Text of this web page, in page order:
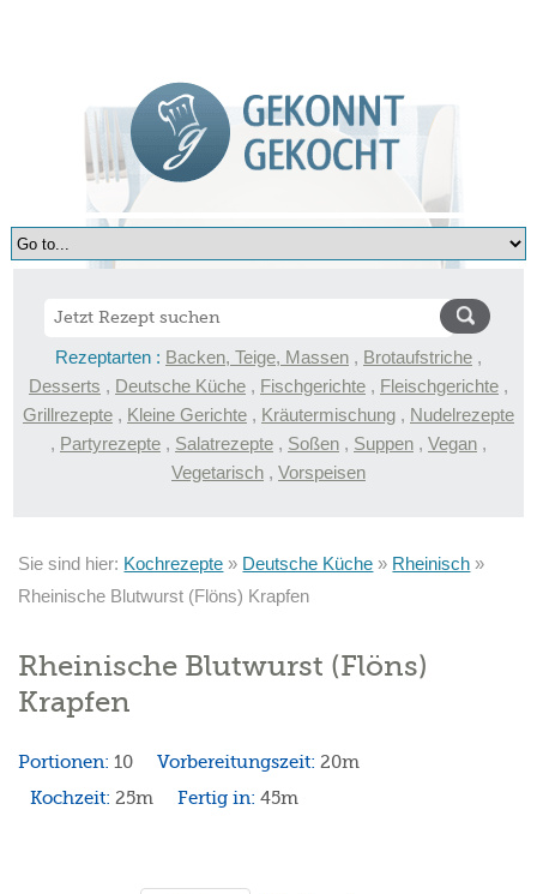
Rezeptarten : Backen, Teige, Massen , Brotaufstriche ,
Desserts , Deutsche Küche , Fischgerichte , Fleischgerichte ,
Grillrezepte , Kleine Gerichte , Kräutermischung , Nudelrezepte
, Partyrezepte , Salatrezepte , Soßen , Suppen , Vegan ,
Vegetarisch , Vorspeisen
Sie sind hier: Kochrezepte » Deutsche Küche » Rheinisch »
Rheinische Blutwurst (Flöns) Krapfen
Rheinische Blutwurst (Flöns)
Krapfen
Portionen:10 Vorbereitungszeit:20m
Kochzeit:25m Fertig in:45m